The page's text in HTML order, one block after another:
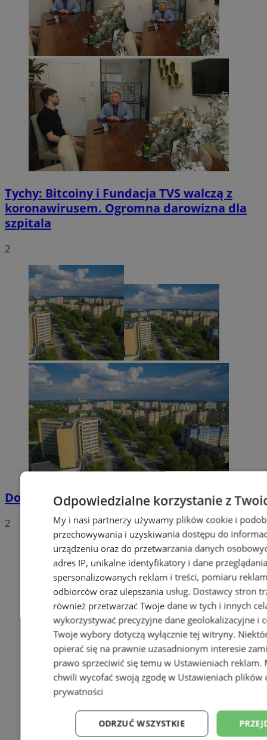
Tychy: Bitcoiny i Fundacja TVS walczą z
koronawirusem. Ogromna darowizna dla
szpitala
2
Dowody osobiste z odciskami palców
2
Odpowiedzialne korzystanie z
My i nasi partnerzy używamy plików cookie i
przechowywania i uzyskiwania dostępu do
urządzeniu oraz do przetwarzania danych
adres IP, unikalne identyfikatory i dane
spersonalizowanych reklam i treści, pomiaru
odbiorców oraz ulepszania usług. Dostawcy stron
również przetwarzać Twoje dane w tych i innych
wykorzystywać precyzyjne dane geolokalizacyjne i
Twoje wybory dotyczą wyłącznie tej witryny.
opierać się na prawnie uzasadnionym interesie
prawo sprzeciwić się temu w Ustawieniach reklam.
chwili wycofać swoją zgodę w Ustawieniach plików
prywatności
ODRZUĆ WSZYSTKIE